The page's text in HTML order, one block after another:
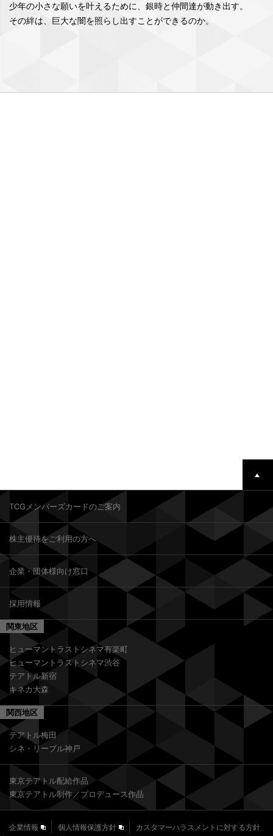
少年の小さな願いを叶えるために、銀時と仲間達が動き出す。
その絆は、巨大な闇を照らし出すことができるのか。
TCGメンバーズカードのご案内
株主優待をご利用の方へ
企業・団体様向け窓口
採用情報
関東地区
ヒューマントラストシネマ有楽町
ヒューマントラストシネマ渋谷
テアトル新宿
キネカ大森
関西地区
テアトル梅田
シネ・リーブル神戸
東京テアトル配給作品
東京テアトル制作／プロデュース作品
企業情報 個人情報保護方針 カスタマーハラスメントに対する方針